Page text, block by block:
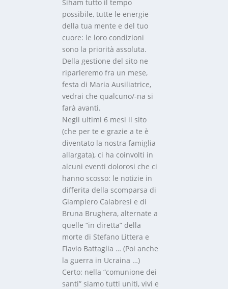
Siham tutto il tempo
possibile, tutte le energie
della tua mente e del tuo
cuore: le loro condizioni
sono la priorità assoluta.
Della gestione del sito ne
riparleremo fra un mese,
festa di Maria Ausiliatrice,
vedrai che qualcuno/-na si
farà avanti.
Negli ultimi 6 mesi il sito
(che per te e grazie a te è
diventato la nostra famiglia
allargata), ci ha coinvolti in
alcuni eventi dolorosi che ci
hanno scosso: le notizie in
differita della scomparsa di
Giampiero Calabresi e di
Bruna Brughera, alternate a
quelle “in diretta” della
morte di Stefano Littera e
Flavio Battaglia … (Poi anche
la guerra in Ucraina …)
Certo: nella “comunione dei
santi” siamo tutti uniti, vivi e